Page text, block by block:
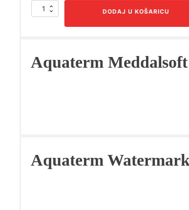
je:
cijena
691.30€.
Aquaterm
Meddalsoft
DODAJ U KOŠARICU
Aquaterm
Aquaterm